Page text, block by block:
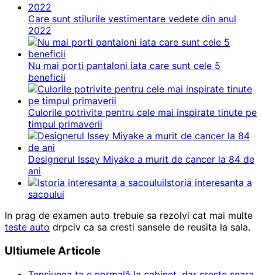
Care sunt stilurile vestimentare vedete din anul
2022
Nu mai porti pantaloni iata care sunt cele 5
beneficii
Culorile potrivite pentru cele mai inspirate tinute pe
timpul primaverii
Designerul Issey Miyake a murit de cancer la 84 de
ani
Istoria interesanta a
sacoului
In prag de examen auto trebuie sa rezolvi cat mai multe
teste auto drpciv ca sa cresti sansele de reusita la sala.
Ultiumele Articole